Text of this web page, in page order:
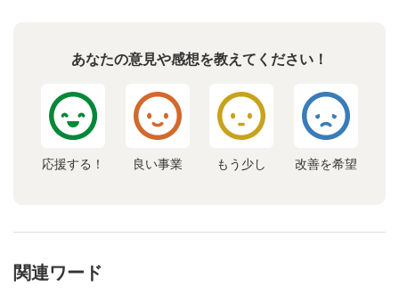
あなたの意見や感想を教えてください！
応援する！ 良い事業 もう少し 改善を希望
関連ワード